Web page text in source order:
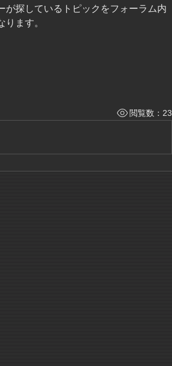
が探しているトピックをフォーラム内
ます。
閲覧数：23